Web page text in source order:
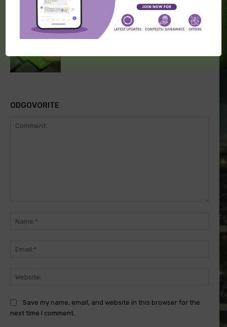
ODGOVORITE
Save my name, email, and website in this browser for the
next time I comment.